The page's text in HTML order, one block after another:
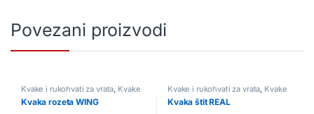
Povezani proizvodi
Kvake i rukohvati za vrata, Kvake
za drvena vrata
Kvaka rozeta WING
Kvake i rukohvati za vrata, Kvake
za drvena vrata
Kvaka štit REAL